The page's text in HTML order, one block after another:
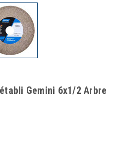
Gemini 6x1/2 Arbre